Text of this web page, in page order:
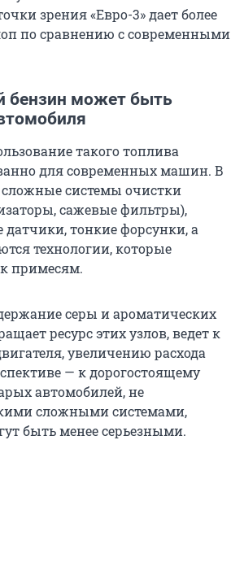
зрения «Евро-3» дает более
по сравнению с современными
бензин может быть
такого топлива
для современных машин. В
сложные системы очистки
сажевые фильтры),
датчики, тонкие форсунки, а
технологии, которые
примесям.
серы и ароматических
ресурс этих узлов, ведет к
увеличению расхода
— к дорогостоящему
автомобилей, не
сложными системами,
быть менее серьезными.